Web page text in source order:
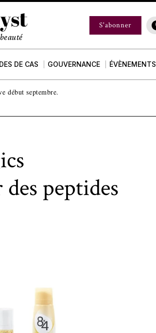
S'abonner
DE CAS GOUVERNANCE ÉVÈNEMENTS
début septembre.
peptides